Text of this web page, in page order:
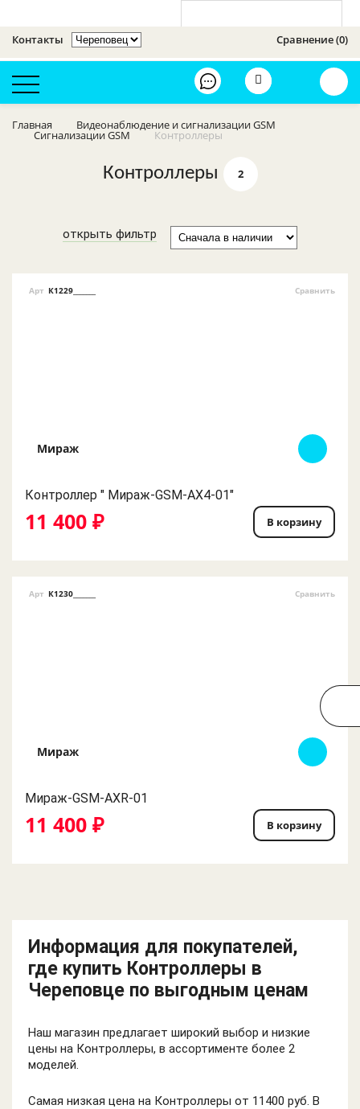
Контакты Сравнение (0)
Телевизионное
оборудование
Главная Видеонаблюдение и сигнализации GSM
Сигнализации GSM Контроллеры
Контроллеры 2
открыть фильтр
Арт К1229_______ Сравнить
Мираж
Контроллер " Мираж-GSM-AX4-01"
11 400 ₽ В корзину
Арт К1230_______ Сравнить
Мираж
Мираж-GSM-AXR-01
11 400 ₽ В корзину
Информация для покупателей,
где купить Контроллеры в
Череповце по выгодным ценам
Наш магазин предлагает широкий выбор и низкие
цены на Контроллеры, в ассортименте более 2
моделей.
Самая низкая цена на Контроллеры от 11400 руб. В